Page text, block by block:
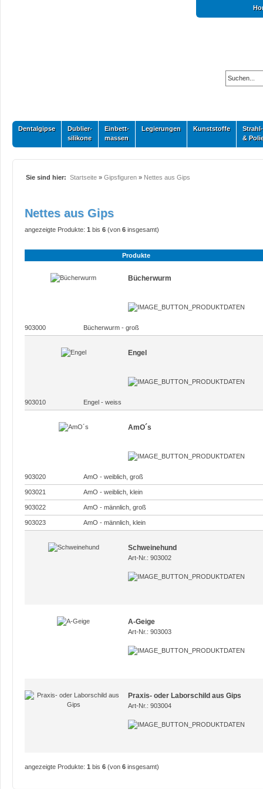
Dentalgipse
Dublier-
silikone
Einbett-
massen
Legierungen Kunststoffe
Strahl-
&
Sie sind hier: Startseite » Gipsfiguren » Nettes aus Gips
Nettes aus Gips
angezeigte Produkte: 1 bis 6 (von 6 insgesamt)
Produkte
Bücherwurm
903000 Bücherwurm - groß
Engel
903010 Engel - weiss
AmO´s
903020 AmO - weiblich, groß
903021 AmO - weiblich, klein
903022 AmO - männlich, groß
903023 AmO - männlich, klein
Schweinehund
Art-Nr.: 903002
A-Geige
Art-Nr.: 903003
Praxis- oder Laborschild aus Gips
Art-Nr.: 903004
angezeigte Produkte: 1 bis 6 (von 6 insgesamt)